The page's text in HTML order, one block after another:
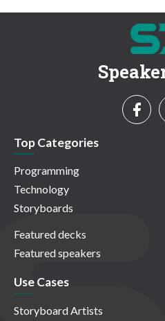
Top Categories
Programming
Technology
Storyboards
Featured decks
Featured speakers
Use Cases
Storyboard Artists